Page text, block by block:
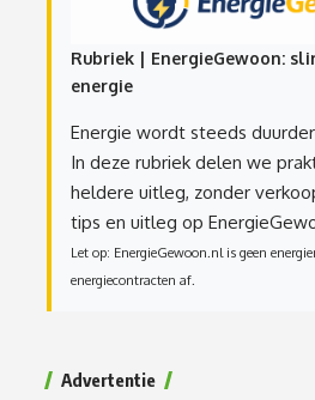
Rubriek | EnergieGewoon:
energie
Energie wordt steeds
In deze rubriek delen we
heldere uitleg, zonder
tips en uitleg op
Let op: EnergieGewoon.nl is geen
energiecontracten af.
Advertentie